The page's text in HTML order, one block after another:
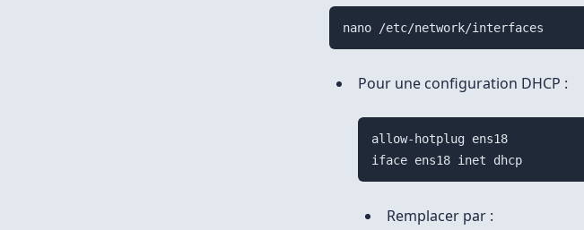
nano /etc/network/interfaces
Pour une configuration DHCP :
allow-hotplug ens18
Remplacer par :